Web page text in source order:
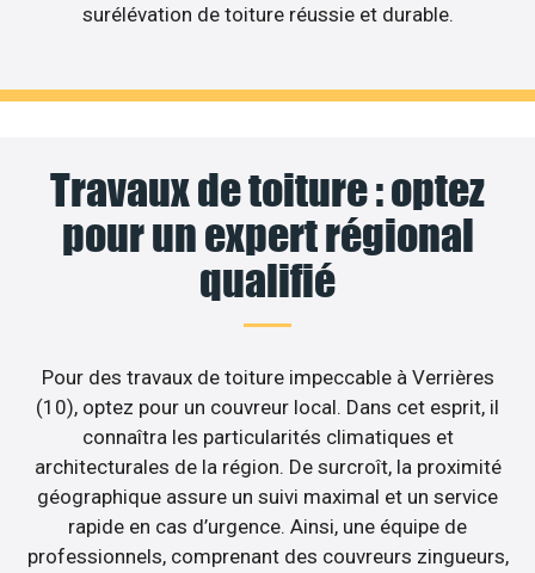
surélévation de toiture réussie et durable.
Travaux de toiture : optez
pour un expert régional
qualifié
Pour des travaux de toiture impeccable à Verrières
(10), optez pour un couvreur local. Dans cet esprit, il
connaîtra les particularités climatiques et
architecturales de la région. De surcroît, la proximité
géographique assure un suivi maximal et un service
rapide en cas d’urgence. Ainsi, une équipe de
professionnels, comprenant des couvreurs zingueurs,